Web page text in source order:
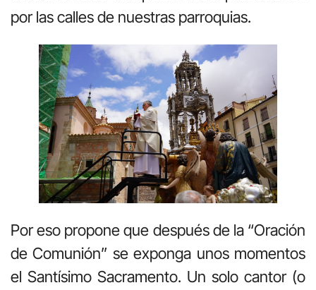
por las calles de nuestras parroquias.
Por eso propone que después de la “Oración
de Comunión” se exponga unos momentos
el Santísimo Sacramento. Un solo cantor (o